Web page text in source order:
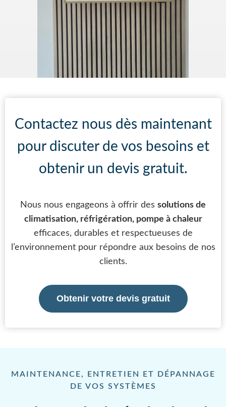
Contactez nous dès maintenant
pour discuter de vos besoins et
obtenir un devis gratuit.
Nous nous engageons à offrir des solutions de
climatisation, réfrigération, pompe à chaleur
efficaces, durables et respectueuses de
l’environnement pour répondre aux besoins de nos
clients.
Obtenir votre devis gratuit
MAINTENANCE, ENTRETIEN ET DÉPANNAGE
DE VOS SYSTÈMES